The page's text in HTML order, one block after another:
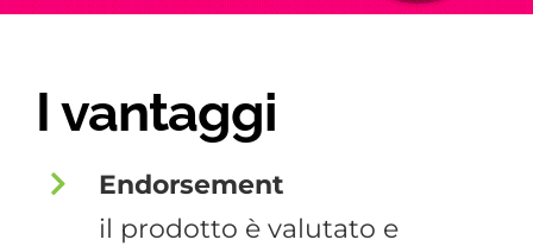
I vantaggi
Endorsement
il prodotto è valutato e